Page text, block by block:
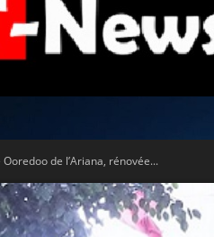
iT
de l’Ariana, rénovée...